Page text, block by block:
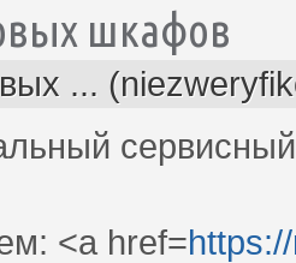
шкафов
...
<a href=